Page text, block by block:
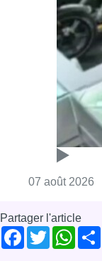
07 août 2026
Partager l'article
Facebook
Twitter